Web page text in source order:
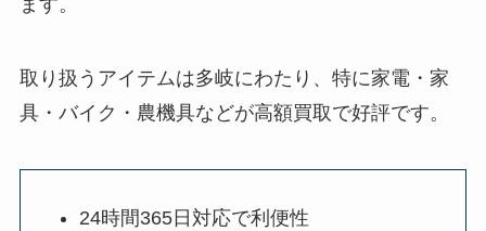
ます。
取り扱うアイテムは多岐にわたり、特に家電・家
具・バイク・農機具などが高額買取で好評です。
24時間365日対応で利便性